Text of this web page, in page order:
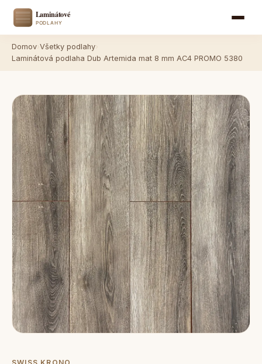
Domov Všetky podlahy
Laminátová podlaha Dub Artemida mat 8 mm AC4 PROMO 5380